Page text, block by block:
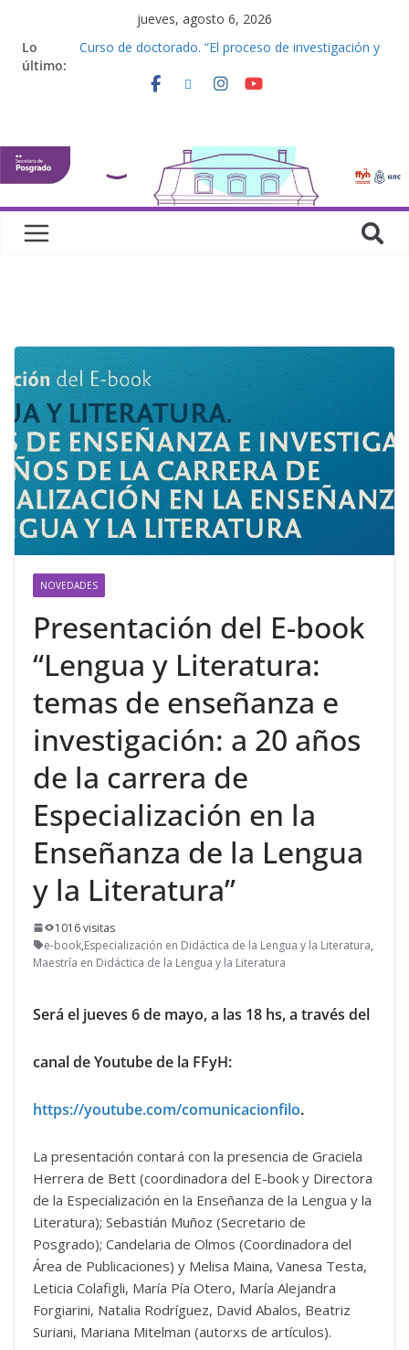
jueves, agosto 6, 2026
Lo
último:
Curso de doctorado. “El proceso de investigación y
Curso de posgrado. Inglés. “Nivel 1”
Curso de doctorado. “Lógicas no clásicas desde
una perspectiva algebraica”
NOVEDADES
Presentación del E-book
“Lengua y Literatura:
temas de enseñanza e
investigación: a 20 años
de la carrera de
Especialización en la
Enseñanza de la Lengua
y la Literatura”
1016 visitas
e-book,Especialización en Didáctica de la Lengua y la Literatura,
Maestría en Didáctica de la Lengua y la Literatura
Será el jueves 6 de mayo, a las 18 hs, a través del
canal de Youtube de la FFyH:
https://youtube.com/comunicacionfilo.
La presentación contará con la presencia de Graciela
Herrera de Bett (coordinadora del E-book y Directora
de la Especialización en la Enseñanza de la Lengua y la
Literatura); Sebastián Muñoz (Secretario de
Posgrado); Candelaria de Olmos (Coordinadora del
Área de Publicaciones) y Melisa Maina, Vanesa Testa,
Leticia Colafigli, María Pía Otero, María Alejandra
Forgiarini, Natalia Rodríguez, David Abalos, Beatriz
Suriani, Mariana Mitelman (autorxs de artículos).